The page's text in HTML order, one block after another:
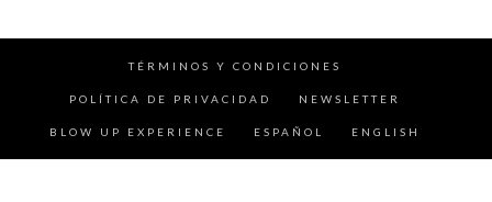
TÉRMINOS Y CONDICIONES
POLÍTICA DE PRIVACIDAD NEWSLETTER
BLOW UP EXPERIENCE ESPAÑOL ENGLISH